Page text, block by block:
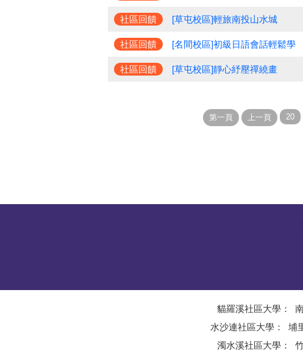
社區回饋 [草屯校區]輕旅南投山水城
社區回饋 [名間校區]初級日語會話輕鬆學
社區回饋 [草屯校區]靜心紓壓禪繞畫
貓羅溪社區大學：
水沙連社區大學： 埔
濁水溪社區大學：